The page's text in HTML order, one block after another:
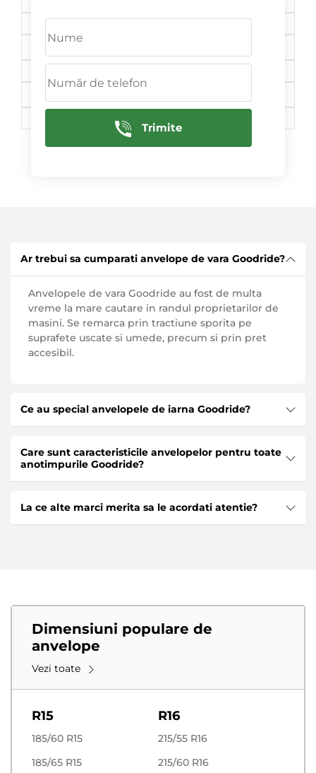
Este
Ar trebui sa cumparati anvelope de vara Goodride?
Anvelopele de vara Goodride au fost de multa
vreme la mare cautare in randul proprietarilor de
masini. Se remarca prin tractiune sporita pe
suprafete uscate si umede, precum si prin pret
accesibil.
Ce au special anvelopele de iarna Goodride?
subliniata capacitatea excelenta de cross-country
pe drumurile alunecoase si inzapezite, consumul
Datorita compozitiei chimice unice a cauciucului, a
Care sunt caracteristicile anvelopelor pentru toate
anotimpurile Goodride?
pentru toate anotimpurile Goodride se numara:
dezvoltare cu cea mai recenta tehnologie
La ce alte marci merita sa le acordati atentie?
Viatti
Zeetex
Tracmax
Avem o gama larga de anvelope auto diferite.
Dimensiuni populare de
anvelope
Vezi toate
R15
185/60 R15
185/65 R15
R16
215/55 R16
215/60 R16
Trimite